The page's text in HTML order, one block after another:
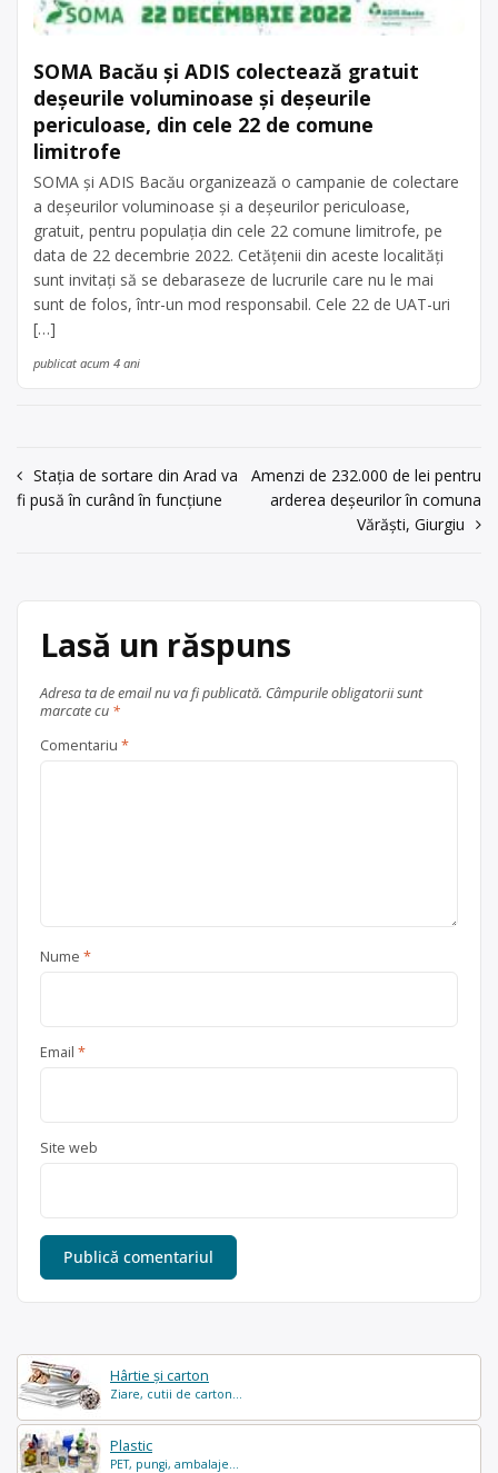
Hârtie și carton
Ziare, cutii de carton...
Plastic
PET, pungi, ambalaje...
SOMA Bacău și ADIS colectează gratuit
deșeurile voluminoase și deșeurile
periculoase, din cele 22 de comune
limitrofe
SOMA și ADIS Bacău organizează o campanie de colectare
a deșeurilor voluminoase și a deșeurilor periculoase,
gratuit, pentru populația din cele 22 comune limitrofe, pe
data de 22 decembrie 2022. Cetățenii din aceste localități
sunt invitați să se debaraseze de lucrurile care nu le mai
sunt de folos, într-un mod responsabil. Cele 22 de UAT-uri
[…]
publicat acum 4 ani
Navigare
în
Stația de sortare din Arad va
fi pusă în curând în funcțiune
Amenzi de 232.000 de lei pentru
arderea deșeurilor în comuna
Vărăști, Giurgiu
Lasă un răspuns
Adresa ta de email nu va fi publicată. Câmpurile obligatorii sunt
marcate cu *
Comentariu *
Nume *
Email *
Site web